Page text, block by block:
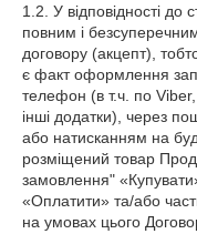
1.2. У відповідності до
повним і
договору (акцепт),
є факт оформлення
телефон (в т.ч. по
інші додатки), через
або натисканням на
розміщений товар
замовлення"
«Оплатити» та/або
на умовах цього